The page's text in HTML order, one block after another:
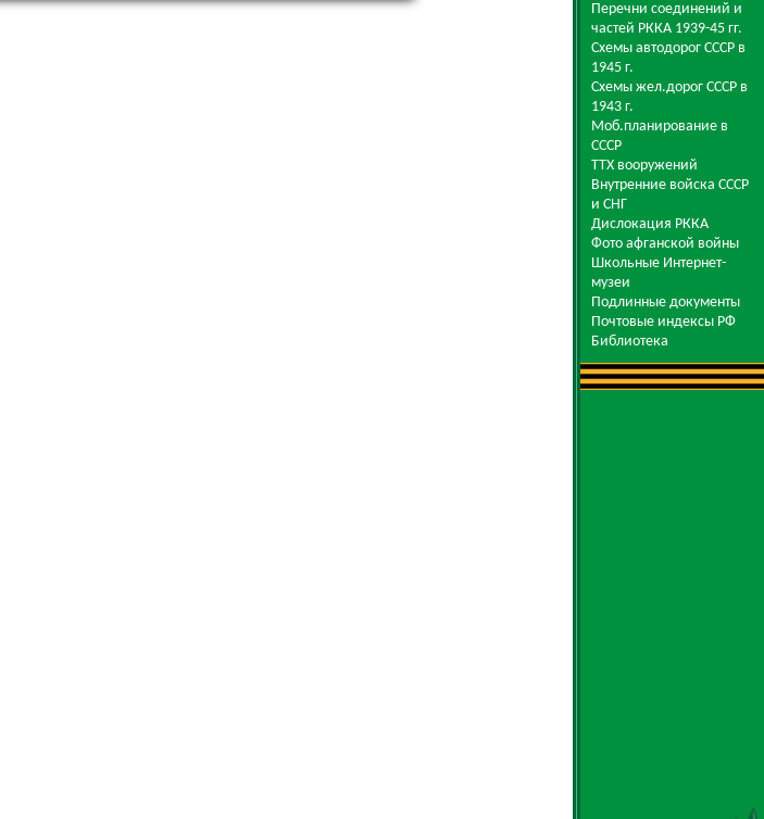
Перечни соединений и
частей РККА 1939-45 гг.
Схемы автодорог СССР в
1945 г.
Схемы жел.дорог СССР в
1943 г.
Моб.планирование в
СССР
ТТХ вооружений
Внутренние войска СССР
и СНГ
Дислокация РККА
Фото афганской войны
Школьные Интернет-
музеи
Подлинные документы
Почтовые индексы РФ
Библиотека